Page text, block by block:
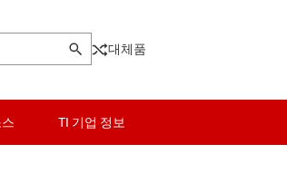
대체품
TI 기업 정보